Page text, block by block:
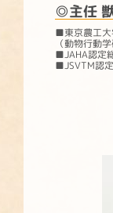
◎主任
■東京農工大
（動物行動
■JAHA認定
■JSVTM認